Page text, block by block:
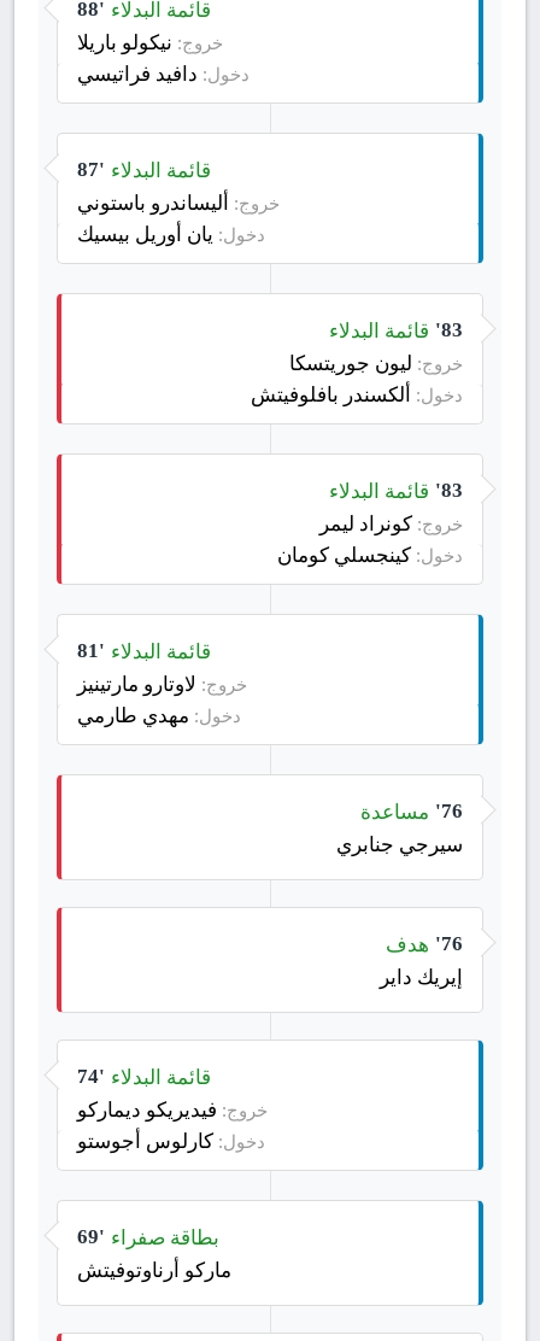
88' قائمة البدلاء
خروج: نيكولو باريلا
دخول: دافيد فراتيسي
87' قائمة البدلاء
خروج: أليساندرو باستوني
دخول: يان أوريل بيسيك
83' قائمة البدلاء
خروج: ليون جوريتسكا
دخول: ألكسندر بافلوفيتش
83' قائمة البدلاء
خروج: كونراد ليمر
دخول: كينجسلي كومان
81' قائمة البدلاء
خروج: لاوتارو مارتينيز
دخول: مهدي طارمي
76'
مساعدة
سيرجي جنابري
76'
هدف
إيريك داير
74' قائمة البدلاء
خروج: فيديريكو ديماركو
دخول: كارلوس أجوستو
69' بطاقة صفراء
ماركو أرناوتوفيتش